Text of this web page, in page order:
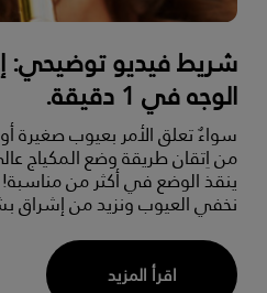
شريط فيديو توضيحي:
الوجه في 1 دقيقة.
سواءٌ تعلق الأمر بعيوب صغيرة
من اِتقان طريقة وضع المكياج
ينقذ الوضع في أكثر من
نخفي العيوب ونزيد من إشراق
اقرأ المزيد